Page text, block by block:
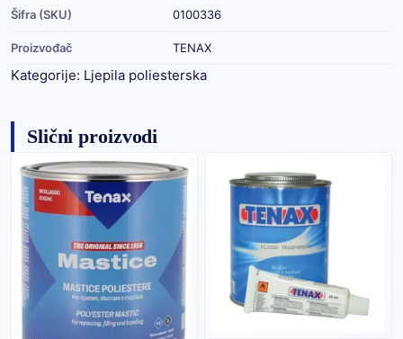
Šifra (SKU) 0100336
Proizvođač TENAX
Kategorije: Ljepila poliesterska
Slični proizvodi